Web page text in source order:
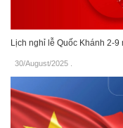
Lịch nghỉ lễ Quốc Khánh 2-
30/August/2025